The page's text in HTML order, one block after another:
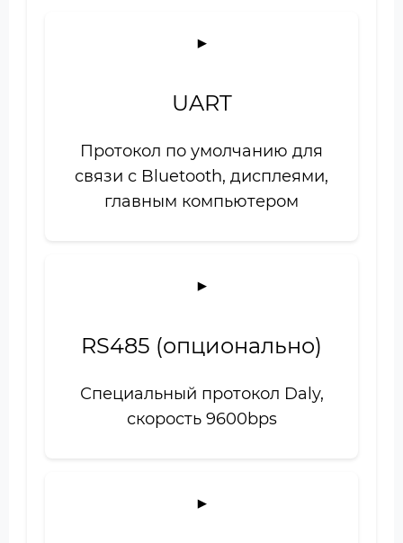
UART
Протокол по умолчанию для
связи с Bluetooth, дисплеями,
главным компьютером
RS485 (опционально)
Специальный протокол Daly,
скорость 9600bps